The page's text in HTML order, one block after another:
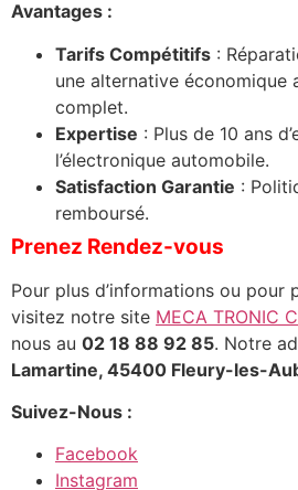
Avantages :
Tarifs Compétitifs :
une alternative économique
complet.
Expertise : Plus de 10 ans
l’électronique automobile.
Satisfaction Garantie :
remboursé.
Prenez Rendez-vous
Pour plus d’informations ou pour
visitez notre site MECA TRONIC
nous au 02 18 88 92 85. Notre
Lamartine, 45400 Fleury-les-
Suivez-Nous :
Facebook
Instagram